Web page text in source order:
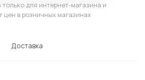
для интернет-магазина и
цен в розничных магазинах
Доставка